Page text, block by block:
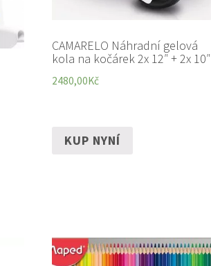
CAMARELO Náhradní gelová
kola na kočárek 2x 12″ + 2x 10″
2480,00Kč
KUP NYNÍ